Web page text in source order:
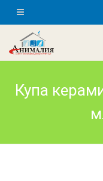
Купа